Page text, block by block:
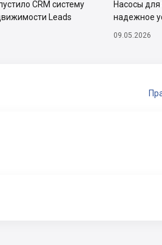
CRM систему
Leads
Насосы для
надежное
09.05.2026